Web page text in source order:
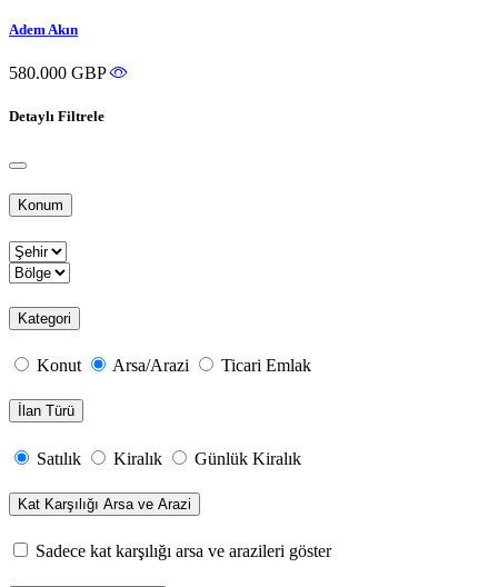
Adem Akın
580.000 GBP
Detaylı Filtrele
Konum
Kategori
Konut Arsa/Arazi Ticari Emlak
İlan Türü
Satılık Kiralık Günlük Kiralık
Kat Karşılığı Arsa ve Arazi
Sadece kat karşılığı arsa ve arazileri göster